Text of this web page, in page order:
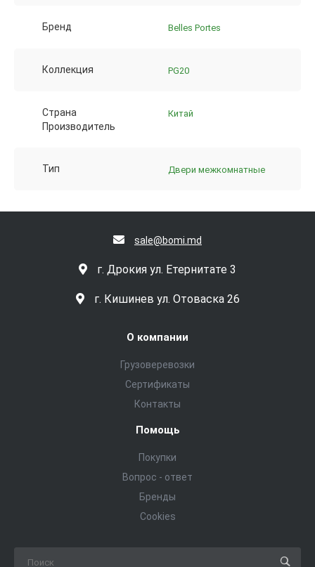
Бренд Belles Portes
Коллекция PG20
Страна
Производитель
Китай
Тип Двери межкомнатные
sale@bomi.md
г. Дрокия ул. Етернитате 3
г. Кишинев ул. Отоваска 26
О компании
Грузоверевозки
Сертификаты
Контакты
Помощь
Покупки
Вопрос - ответ
Бренды
Cookies